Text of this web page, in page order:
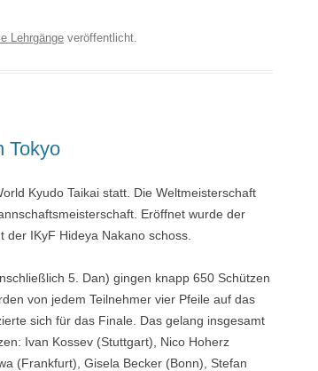
Lehrgänge veröffentlicht.
Tokyo
Kyudo Taikai statt. Die Weltmeisterschaft
Eröffnet wurde der
IKyF Hideya Nakano schoss.
5. Dan) gingen knapp 650 Schützen
von jedem Teilnehmer vier Pfeile auf das
sich für das Finale. Das gelang insgesamt
Ivan Kossev (Stuttgart), Nico Hoherz
(Frankfurt), Gisela Becker (Bonn), Stefan